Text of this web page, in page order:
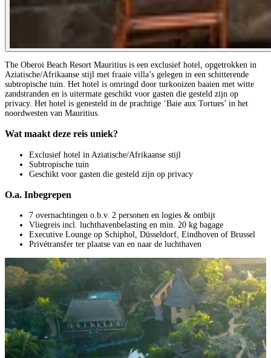
The Oberoi Beach Resort Mauritius is een exclusief hotel, opgetrokken in
Aziatische/Afrikaanse stijl met fraaie villa’s gelegen in een schitterende
subtropische tuin. Het hotel is omringd door turkooizen baaien met witte
zandstranden en is uitermate geschikt voor gasten die gesteld zijn op
privacy. Het hotel is genesteld in de prachtige ‘Baie aux Tortues’ in het
noordwesten van Mauritius.
Wat maakt deze reis uniek?
Exclusief hotel in Aziatische/Afrikaanse stijl
Subtropische tuin
Geschikt voor gasten die gesteld zijn op privacy
O.a. Inbegrepen
7 overnachtingen o.b.v. 2 personen en logies & ontbijt
Vliegreis incl. luchthavenbelasting en min. 20 kg bagage
Executive Lounge op Schiphol, Düsseldorf, Eindhoven of Brussel
Privétransfer ter plaatse van en naar de luchthaven